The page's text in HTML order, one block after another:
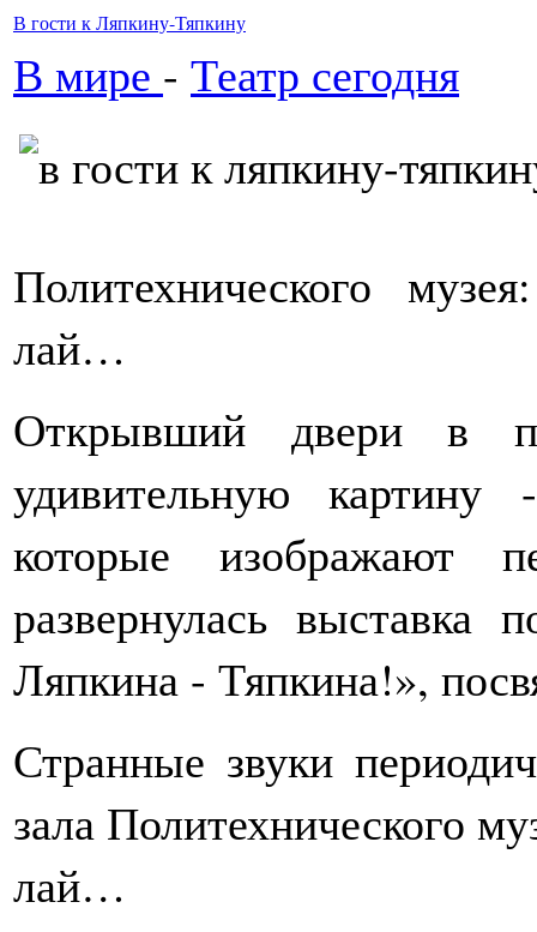
В гости к Ляпкину-Тяпкину
В мире - Театр сегодня
Политехнического
лай…
Открывший двери в
удивительную
которые изображают
развернулась
Ляпкина - Тяпкина!»,
Странные звуки
зала Политехнического
лай…